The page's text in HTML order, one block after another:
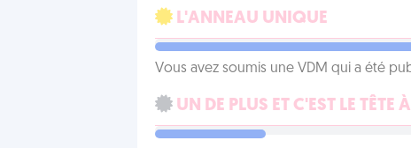
L'ANNEAU UNIQUE
Vous avez soumis une VDM qui a été
UN DE PLUS ET C'EST LE TÊTE